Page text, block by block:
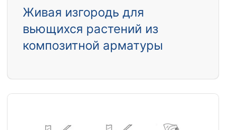
Живая изгородь для
вьющихся растений из
композитной арматуры